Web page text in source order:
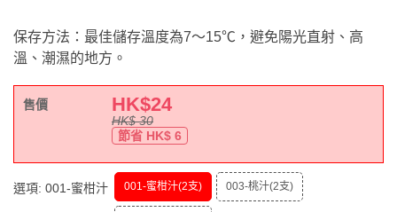
保存方法：最佳儲存溫度為7～15℃，避免陽光直射、高
溫、潮濕的地方。
售價 HK$24
HK$30
節省 HK$ 6
選項: 001-蜜柑汁 001-蜜柑汁(2支) 003-桃汁(2支)